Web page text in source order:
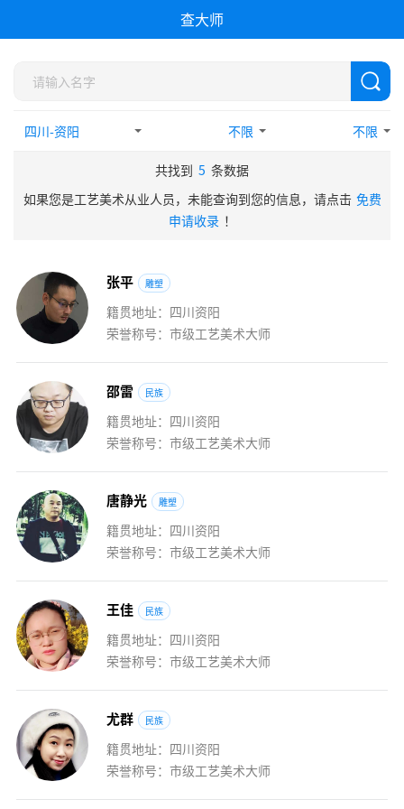
查大师
不限 不限
共找到 5 条数据
如果您是工艺美术从业人员，未能查询到您的信息，请点击 免费
申请收录 ！
张平 雕塑
籍贯地址：四川资阳
荣誉称号：市级工艺美术大师
邵雷 民族
籍贯地址：四川资阳
荣誉称号：市级工艺美术大师
唐静光 雕塑
籍贯地址：四川资阳
荣誉称号：市级工艺美术大师
王佳 民族
籍贯地址：四川资阳
荣誉称号：市级工艺美术大师
尤群 民族
籍贯地址：四川资阳
荣誉称号：市级工艺美术大师